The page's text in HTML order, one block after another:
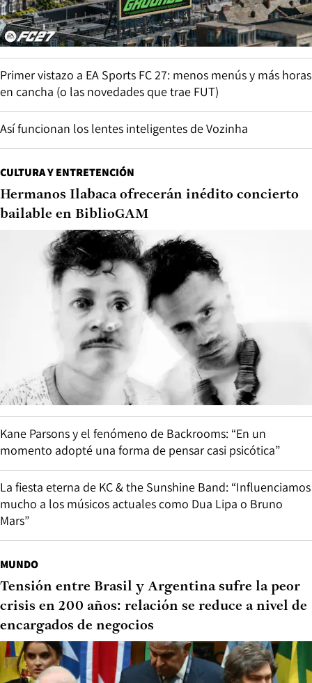
Primer vistazo a EA Sports FC 27: menos menús y más horas
en cancha (o las novedades que trae FUT)
Así funcionan los lentes inteligentes de Vozinha
CULTURA Y ENTRETENCIÓN
Hermanos Ilabaca ofrecerán inédito concierto
bailable en BiblioGAM
Kane Parsons y el fenómeno de Backrooms: “En un
momento adopté una forma de pensar casi psicótica”
La fiesta eterna de KC & the Sunshine Band: “Influenciamos
mucho a los músicos actuales como Dua Lipa o Bruno
Mars”
MUNDO
Tensión entre Brasil y Argentina sufre la peor
crisis en 200 años: relación se reduce a nivel de
encargados de negocios